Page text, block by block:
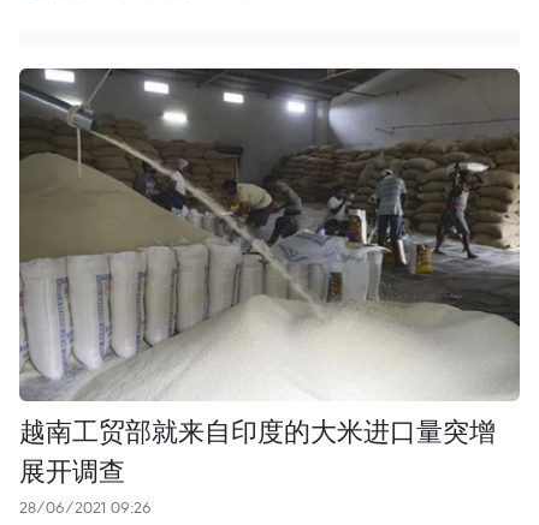
越南工贸部就来自印度的大米进口量突增
展开调查
28/06/2021 09:26